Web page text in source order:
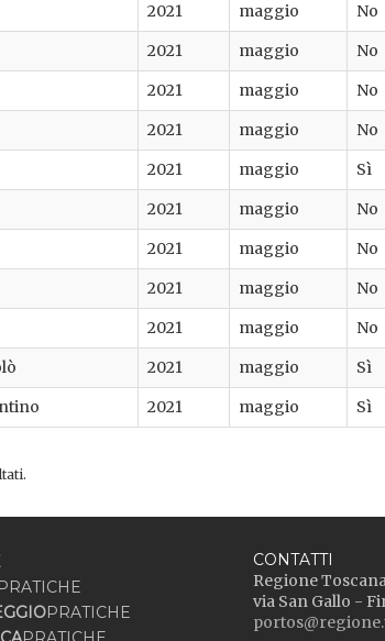
2021 maggio No
2021 maggio No
2021 maggio No
2021 maggio No
2021 maggio Sì
2021 maggio No
2021 maggio No
2021 maggio No
2021 maggio No
2021 maggio Sì
2021 maggio Sì
PRATICHE
CONTATTI
Regione
via San Gallo -